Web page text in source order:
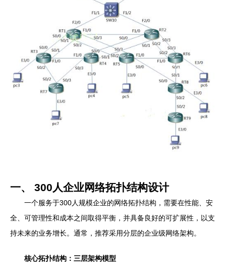
一、 300人企业网络拓扑结构设计
一个服务于300人规模企业的网络拓扑结构，需要在性能、安
全、可管理性和成本之间取得平衡，并具备良好的可扩展性，以支
持未来的业务增长。通常，推荐采用分层的企业级网络架构。
核心拓扑结构：三层架构模型